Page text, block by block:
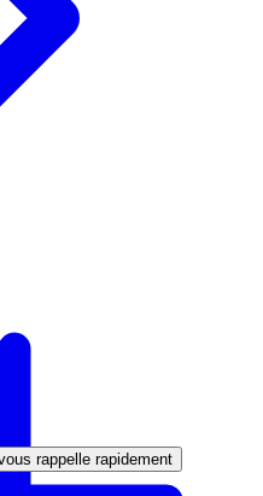
rappelle rapidement